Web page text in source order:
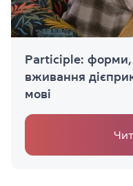
Participle: форми,
вживання
мові